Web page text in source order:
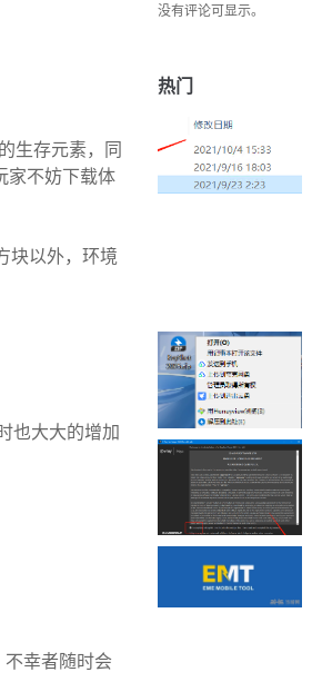
生存元素，同
家不妨下载体
块以外，环境
也大大的增加
幸者随时会
没有评论可显示。
热门